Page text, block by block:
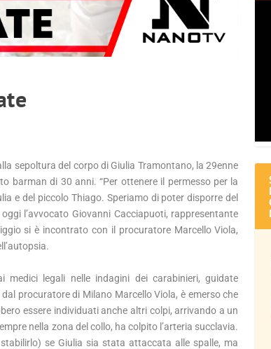
sepoltura del corpo di Giulia Tramontano, la 29enne
barman di 30 anni. “Per ottenere il permesso per la
e del piccolo Thiago. Speriamo di poter disporre del
l’avvocato Giovanni Cacciapuoti, rappresentante
si è incontrato con il procuratore Marcello Viola,
medici legali nelle indagini dei carabinieri, guidate
procuratore di Milano Marcello Viola, è emerso che
essere individuati anche altri colpi, arrivando a un
nella zona del collo, ha colpito l’arteria succlavia.
se Giulia sia stata attaccata alle spalle, ma